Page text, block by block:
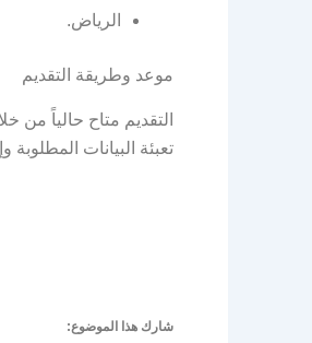
الرياض.
موعد وطريقة التقديم
التقديم متاح حالياً من
تعبئة البيانات المطلوبة
شارك هذا الموضوع: